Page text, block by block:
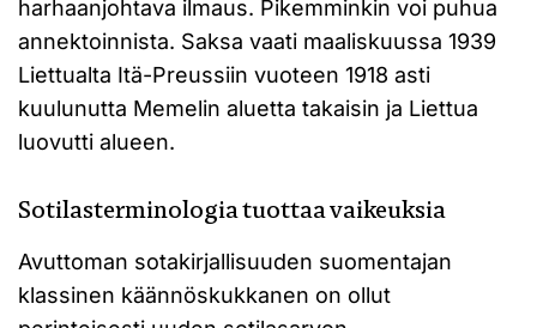
harhaanjohtava ilmaus. Pikemminkin voi puhua
annektoinnista. Saksa vaati maaliskuussa 1939
Liettualta Itä-Preussiin vuoteen 1918 asti
kuulunutta Memelin aluetta takaisin ja Liettua
luovutti alueen.
Sotilasterminologia tuottaa vaikeuksia
Avuttoman sotakirjallisuuden suomentajan
klassinen käännöskukkanen on ollut